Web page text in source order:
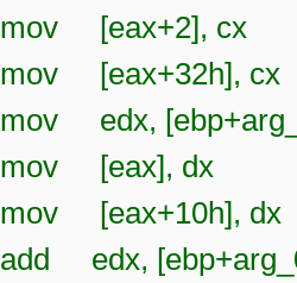
mov [eax+2], cx
mov [eax+32h], cx
mov edx,
mov [eax], dx
mov [eax+10h], dx
add edx,